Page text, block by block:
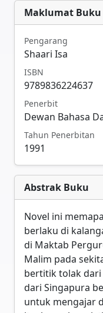
Maklumat Buku
Pengarang
Shaari Isa
ISBN
9789836224637
Penerbit
Dewan Bahasa
Tahun Penerbitan
1991
Abstrak Buku
Novel ini
berlaku di
di Maktab
Malim pada
bertitik tolak
dari Singapura
untuk mengajar